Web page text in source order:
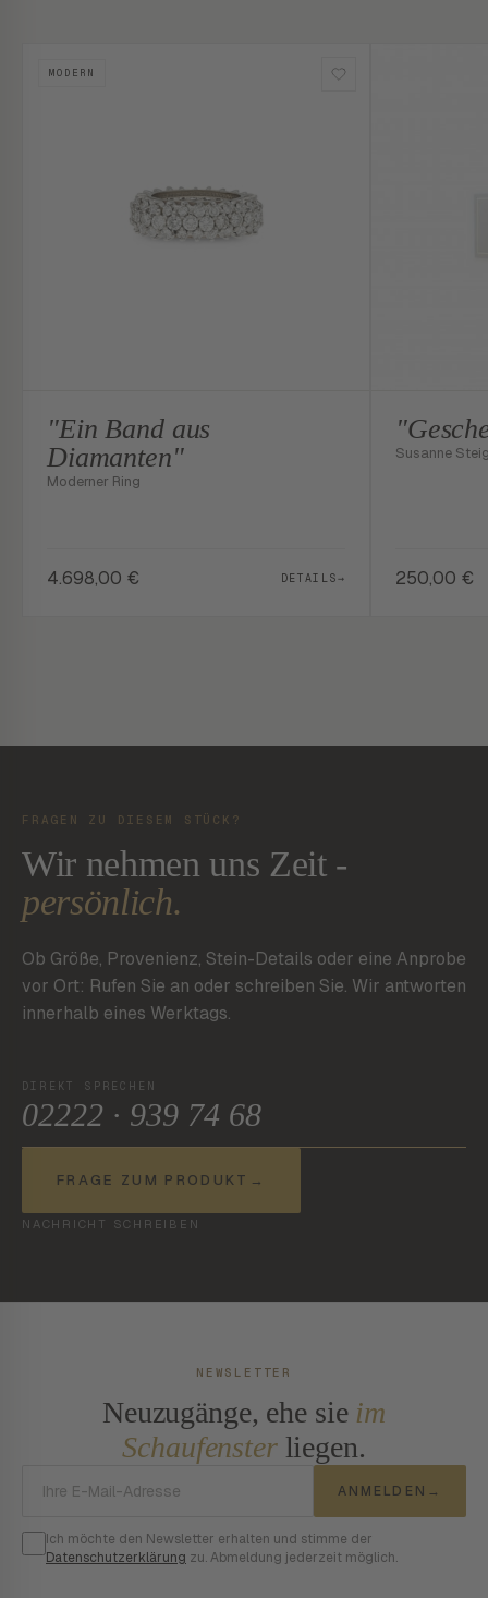
MODERN
"Ein Band aus
Diamanten"
Moderner Ring
4.698,00 € DETAILS→
Susanne
250,00 €
FRAGEN ZU DIESEM STÜCK?
Wir nehmen uns Zeit -
persönlich.
Ob Größe, Provenienz, Stein-Details oder eine Anprobe
vor Ort: Rufen Sie an oder schreiben Sie. Wir antworten
innerhalb eines Werktags.
DIREKT SPRECHEN
02222 · 939 74 68
FRAGE ZUM PRODUKT →
NACHRICHT SCHREIBEN
NEWSLETTER
Neuzugänge, ehe sie im
Schaufensterliegen.
ANMELDEN →
Ich möchte den Newsletter erhalten und stimme der
Datenschutzerklärung zu. Abmeldung jederzeit möglich.